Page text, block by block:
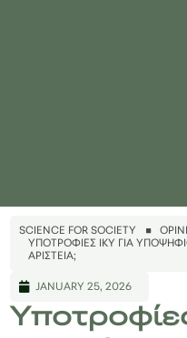
SCIENCE FOR SOCIETY
ΥΠΟΤΡΟΦΊΕΣ ΙΚΥ ΓΙΑ
ΑΡΙΣΤΕΊΑ;
JANUARY 25, 2026